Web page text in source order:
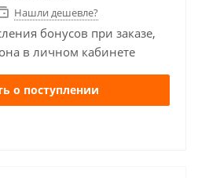
Нашли дешевле?
бонусов при заказе,
в личном кабинете
о поступлении